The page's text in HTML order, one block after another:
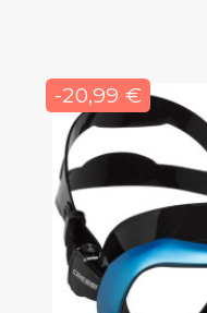
-20,99 €